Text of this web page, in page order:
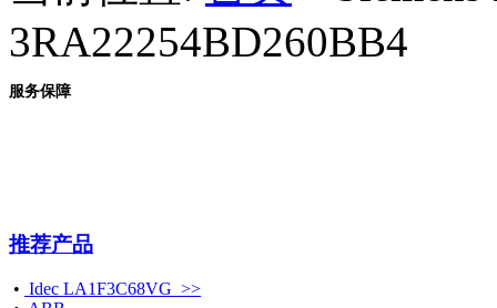
3RA22254BD260BB4
服务保障
推荐产品
• Idec LA1F3C68VG >>